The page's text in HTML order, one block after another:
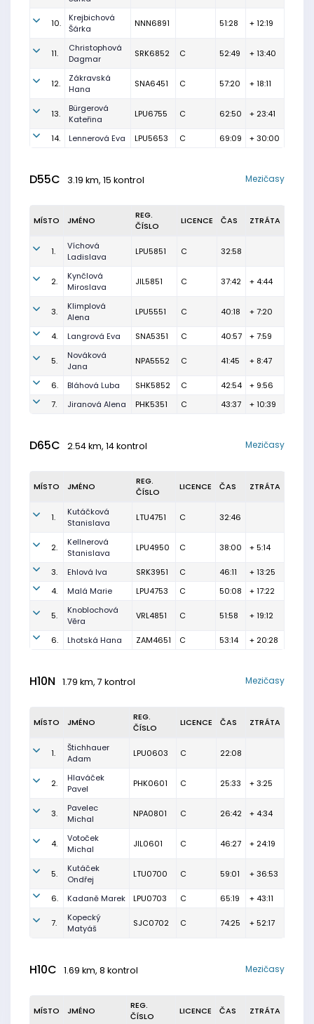
10.
Krejbichová
Šárka
NNN6891 51:28 + 12:19
11.
Christophová
Dagmar
SRK6852 C 52:49 + 13:40
12.
Zákravská
Hana
SNA6451 C 57:20 + 18:11
13.
Bürgerová
Kateřina
LPU6755 C 62:50 + 23:41
14. Lennerová Eva LPU5653 C 69:09 + 30:00
D55C 3.19 km, 15 kontrol Mezičasy
MÍSTO JMÉNO
REG.
ČÍSLO
LICENCE ČAS ZTRÁTA
1.
Víchová
Ladislava
LPU5851 C 32:58
2.
Kynčlová
Miroslava
JIL5851 C 37:42 + 4:44
3.
Klimplová
Alena
LPU5551 C 40:18 + 7:20
4. Langrová Eva SNA5351 C 40:57 + 7:59
5.
Nováková
Jana
NPA5552 C 41:45 + 8:47
6. Bláhová Luba SHK5852 C 42:54
+ 9:56
7.
Jiranová Alena PHK5351 C 43:37 + 10:39
D65C 2.54 km, 14 kontrol Mezičasy
MÍSTO JMÉNO
REG.
ČÍSLO
LICENCE ČAS ZTRÁTA
1.
Kutáčková
Stanislava
LTU4751 C 32:46
2.
Kellnerová
Stanislava
LPU4950 C 38:00 + 5:14
3. Ehlová Iva SRK3951 C 46:11
+ 13:25
4.
Malá Marie LPU4753 C 50:08 + 17:22
5.
Knoblochová
Věra
VRL4851 C 51:58 + 19:12
6. Lhotská Hana ZAM4651 C 53:14 + 20:28
H10N 1.79 km, 7 kontrol Mezičasy
MÍSTO JMÉNO
REG.
ČÍSLO
LICENCE ČAS ZTRÁTA
1.
Štichhauer
Adam
LPU0603 C 22:08
2.
Hlaváček
Pavel
PHK0601 C 25:33 + 3:25
3.
Pavelec
Michal
NPA0801 C 26:42 + 4:34
4.
Votoček
Michal
JIL0601 C 46:27 + 24:19
5.
Kutáček
Ondřej
LTU0700 C 59:01 + 36:53
6. Kadaně Marek LPU0703 C 65:19 + 43:11
7.
Kopecký
Matyáš
SJC0702 C 74:25 + 52:17
H10C 1.69 km, 8 kontrol Mezičasy
MÍSTO JMÉNO
REG.
ČÍSLO
LICENCE ČAS ZTRÁTA